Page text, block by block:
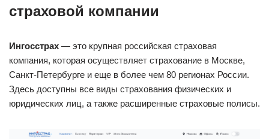
страховой компании
Ингосстрах — это крупная российская страховая
компания, которая осуществляет страхование в Москве,
Санкт-Петербурге и еще в более чем 80 регионах России.
Здесь доступны все виды страхования физических и
юридических лиц, а также расширенные страховые полисы.